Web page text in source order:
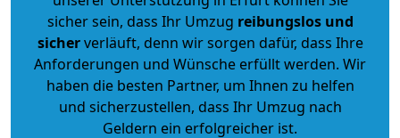
sicher sein, dass Ihr Umzug reibungslos und
sicherverläuft, denn wir sorgen dafür, dass Ihre
Anforderungen und Wünsche erfüllt werden. Wir
haben die besten Partner, um Ihnen zu helfen
und sicherzustellen, dass Ihr Umzug nach
Geldern ein erfolgreicher ist.